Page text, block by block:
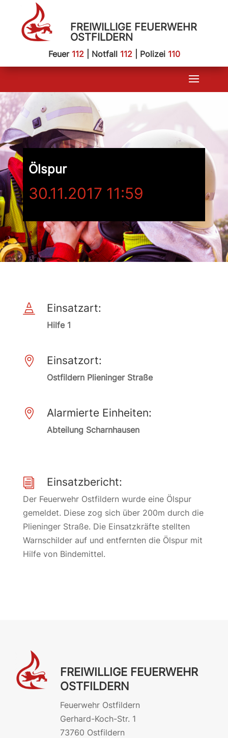
FREIWILLIGE FEUERWEHR
OSTFILDERN
Feuer 112| Notfall 112| Polizei 110
Ölspur
30.11.2017 11:59
 Einsatzart:
Hilfe 1
 Einsatzort:
Ostfildern Plieninger Straße
 Alarmierte Einheiten:
Abteilung Scharnhausen
i Einsatzbericht:
Der Feuerwehr Ostfildern wurde eine Ölspur
gemeldet. Diese zog sich über 200m durch die
Plieninger Straße. Die Einsatzkräfte stellten
Warnschilder auf und entfernten die Ölspur mit
Hilfe von Bindemittel.
FREIWILLIGE FEUERWEHR
OSTFILDERN
Feuerwehr Ostfildern
Gerhard-Koch-Str. 1
73760 Ostfildern